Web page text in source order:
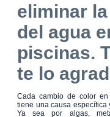
eliminar
del agua
piscinas.
te lo
Cada cambio de color
tiene una causa específica
Ya sea por algas,